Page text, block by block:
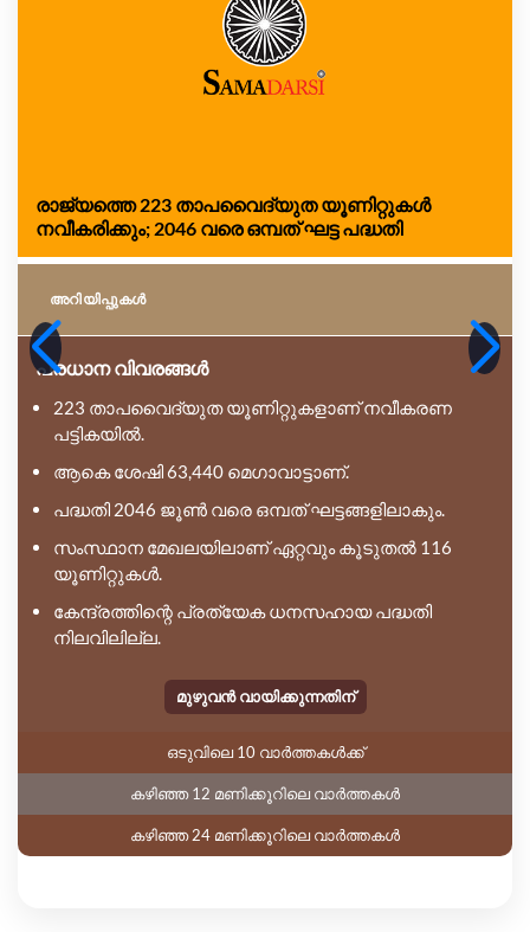
രാജ്യത്തെ 223 താപവൈദ്യുത യൂണിറ്റുകൾ
നവീകരിക്കും; 2046 വരെ ഒമ്പത് ഘട്ട പദ്ധതി
അറിയിപ്പുകള്‍
പ്രധാന വിവരങ്ങൾ
223 താപവൈദ്യുത യൂണിറ്റുകളാണ് നവീകരണ
പട്ടികയിൽ.
ആകെ ശേഷി 63,440 മെഗാവാട്ടാണ്.
പദ്ധതി 2046 ജൂൺ വരെ ഒമ്പത് ഘട്ടങ്ങളിലാകും.
സംസ്ഥാന മേഖലയിലാണ് ഏറ്റവും കൂടുതൽ 116
യൂണിറ്റുകൾ.
കേന്ദ്രത്തിന്റെ പ്രത്യേക ധനസഹായ പദ്ധതി
നിലവിലില്ല.
മുഴുവൻ വായിക്കുന്നതിന്
ഒടുവിലെ 10 വാർത്തകൾക്ക്
കഴിഞ്ഞ 12 മണിക്കൂറിലെ വാർത്തകൾ
കഴിഞ്ഞ 24 മണിക്കൂറിലെ വാർത്തകൾ